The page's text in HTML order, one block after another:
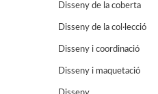
Disseny de la coberta
Disseny de la col·lecció
Disseny i coordinació
Disseny i maquetació